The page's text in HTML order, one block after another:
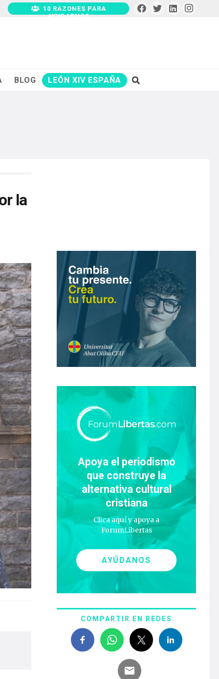
10 RAZONES PARA
AYUDARNOS
BLOG LEÓN XIV ESPAÑA
la
Apoya el periodismo
que construye la
alternativa cultural
cristiana
Clica aquí y apoya a
ForumLibertas
AYÚDANOS
COMPARTIR EN REDES